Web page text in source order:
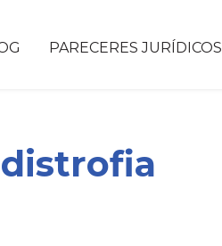
PARECERES JURÍDICOS